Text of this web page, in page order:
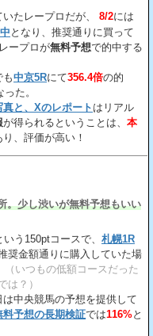
たレープロだが、 8/2には
となり、推奨通りに買って
ープロが無料予想で的中する
も中京5Rにて356.4倍の的
た。
と、Xのレポートはリアル
が得られるということは、 本
、評価が高い！
。少し渋いが無料予想もいい
いう150ptコースで、 札幌1R
奨金額通りに購入していた場
（いつもの低額コースだった
は？）
は中央競馬の予想を提供して
料予想の長期検証では116%と